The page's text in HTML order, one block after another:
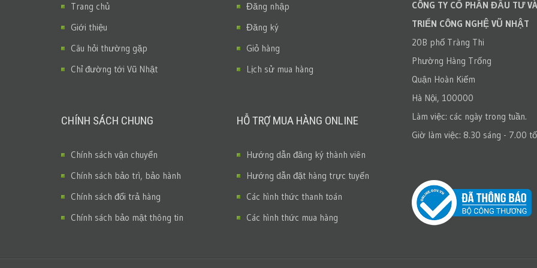
Trang chủ
Giới thiệu
Câu hỏi thường gặp
Chỉ đường tới Vũ Nhật
CHÍNH SÁCH CHUNG
Chính sách vận chuyển
Chính sách bảo trì, bảo hành
Chính sách đổi trả hàng
Chính sách bảo mật thông tin
Đăng nhập
Đăng ký
Giỏ hàng
Lịch sử mua hàng
HỖ TRỢ MUA HÀNG ONLINE
Hướng dẫn đăng ký thành viên
Hướng dẫn đặt hàng trực tuyến
Các hình thức thanh toán
Các hình thức mua hàng
CÔNG TY CỔ PHẦN ĐẦU TƯ
TRIỂN CÔNG NGHỆ VŨ NHẬT
20B phố Tràng Thi
Phường Hàng Trống
Quận Hoàn Kiếm
Hà Nội, 100000
Làm việc: các ngày trong tuần.
Giờ làm việc: 8.30 sáng - 7.00